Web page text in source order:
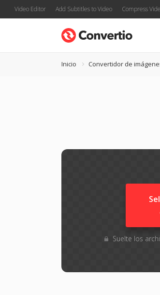
Video Editor Add Subtitles to Video Compress
Inicio Convertidor de
Suelte los